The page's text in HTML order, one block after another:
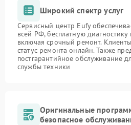
Широкий спектр услуг
Сервисный центр Eufy
всей РФ, бесплатную
включая срочный ремонт.
статус ремонта онлайн. Также
постгарантийное обслуживание
службы техники
Оригинальные
безопасное